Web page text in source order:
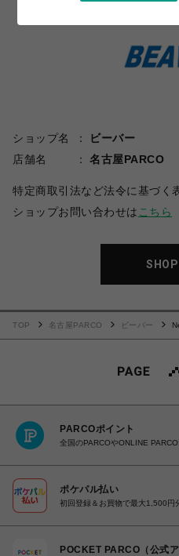
ショップ名
ビーバー
店舗名
名古屋PARCO
特定商取引法など法令に基づく
ショップお問い合わせは こちら
TOP 名古屋PARCO ビーバー
PARCOポイント
全国のPARCOやONLINE
ポケパル払い
初回登録＆お買物で最大1,500円
POCKET PARCO（公式ア